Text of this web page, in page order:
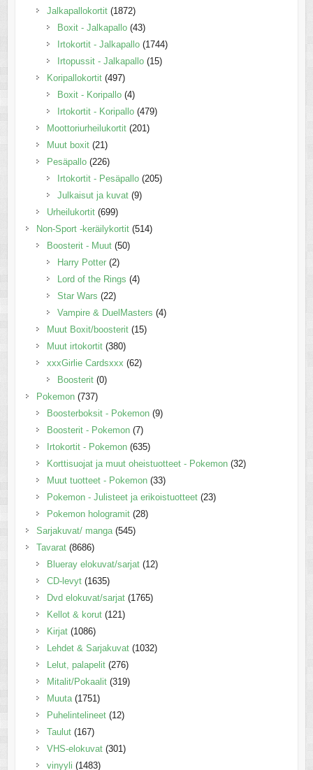
Jalkapallokortit (1872)
Boxit - Jalkapallo (43)
Irtokortit - Jalkapallo (1744)
Irtopussit - Jalkapallo (15)
Koripallokortit (497)
Boxit - Koripallo (4)
Irtokortit - Koripallo (479)
Moottoriurheilukortit (201)
Muut boxit (21)
Pesäpallo (226)
Irtokortit - Pesäpallo (205)
Julkaisut ja kuvat (9)
Urheilukortit (699)
Non-Sport -keräilykortit (514)
Boosterit - Muut (50)
Harry Potter (2)
Lord of the Rings (4)
Star Wars (22)
Vampire & DuelMasters (4)
Muut Boxit/boosterit (15)
Muut irtokortit (380)
xxxGirlie Cardsxxx (62)
Boosterit (0)
Pokemon (737)
Boosterboksit - Pokemon (9)
Boosterit - Pokemon (7)
Irtokortit - Pokemon (635)
Korttisuojat ja muut oheistuotteet - Pokemon (32)
Muut tuotteet - Pokemon (33)
Pokemon - Julisteet ja erikoistuotteet (23)
Pokemon hologramit (28)
Sarjakuvat/ manga (545)
Tavarat (8686)
Blueray elokuvat/sarjat (12)
CD-levyt (1635)
Dvd elokuvat/sarjat (1765)
Kellot & korut (121)
Kirjat (1086)
Lehdet & Sarjakuvat (1032)
Lelut, palapelit (276)
Mitalit/Pokaalit (319)
Muuta (1751)
Puhelintelineet (12)
Taulut (167)
VHS-elokuvat (301)
vinyyli (1483)